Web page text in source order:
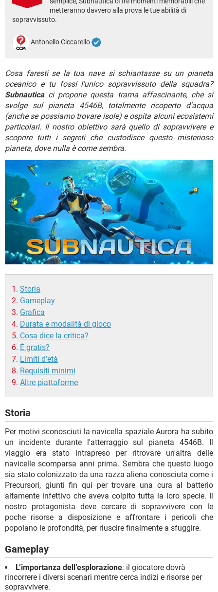
TIKTOK FACEBOOK
HARDWARE
metteranno davvero alla prova le tue abilità di
sopravvissuto.
Antonello Ciccarello
Cosa faresti se la tua nave si schiantasse su un pianeta
oceanico e tu fossi l'unico sopravvissuto della squadra?
Subnauticaci propone questa trama affascinante, che si
svolge sul pianeta 4546B, totalmente ricoperto d'acqua
(anche se possiamo trovare isole) e ospita alcuni ecosistemi
particolari. Il nostro obiettivo sarà quello di sopravvivere e
scoprire tutti i segreti che custodisce questo misterioso
pianeta, dove nulla è come sembra.
Storia
Gameplay
Grafica
Durata e modalità di gioco
Cosa dice la critica?
È gratis?
Limiti d’età
Requisiti minimi
Altre piattaforme
Storia
Per motivi sconosciuti la navicella spaziale Aurora ha subito
un incidente durante l'atterraggio sul pianeta 4546B. Il
viaggio era stato intrapreso per ritrovare un'altra delle
navicelle scomparsa anni prima. Sembra che questo luogo
sia stato colonizzato da una razza aliena conosciuta come i
Precursori, giunti fin qui per trovare una cura al batterio
altamente infettivo che aveva colpito tutta la loro specie. Il
nostro protagonista deve cercare di sopravvivere con le
poche risorse a disposizione e affrontare i pericoli che
popolano le profondità, per riuscire finalmente a sfuggire.
Gameplay
L’importanza dell’esplorazione: il giocatore dovrà
rincorrere i diversi scenari mentre cerca indizi e risorse per
sopravvivere.